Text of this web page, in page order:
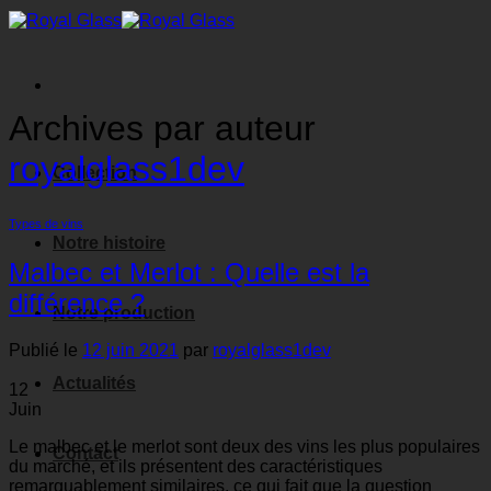
Passer
Collection
Notre histoire
Notre production
Actualités
Contact
Archives par auteur
royalglass1dev
Types de vins
Malbec et Merlot : Quelle est la
différence ?
Publié le 12 juin 2021 par royalglass1dev
12
Juin
Le malbec et le merlot sont deux des vins les plus populaires
du marché, et ils présentent des caractéristiques
remarquablement similaires, ce qui fait que la question